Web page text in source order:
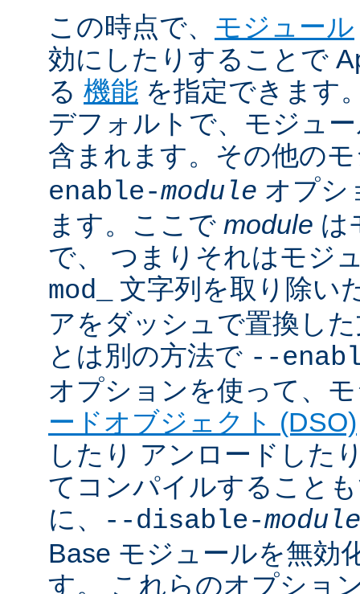
この時点で、 モジュール
効にしたりすることで
る 機能 を指定できます
デフォルトで、モジュ
含まれます。その他の
enable-module オプシ
ます。ここで module は
で、 つまりそれはモジ
mod_
文字列を取り除い
アをダッシュで置換し
とは別の方法で --
オプションを使って、
ードオブジェクト (DSO)
したり アンロードした
てコンパイルすること
に、
--disable-module
Base モジュールを無効
す。 これらのオプショ